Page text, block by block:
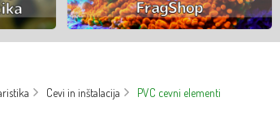
Cevi in inštalacija PVC cevni elementi